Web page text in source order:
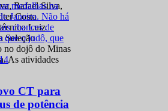
Rafael Silva,
Costa
Luiz
Seleção
no dojô do Minas
As atividades
CT para
de potência